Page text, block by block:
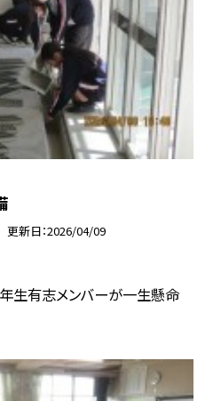
更新日 2026/04/09
生有志メンバーが一生懸命